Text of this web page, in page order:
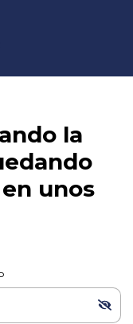
la
unos